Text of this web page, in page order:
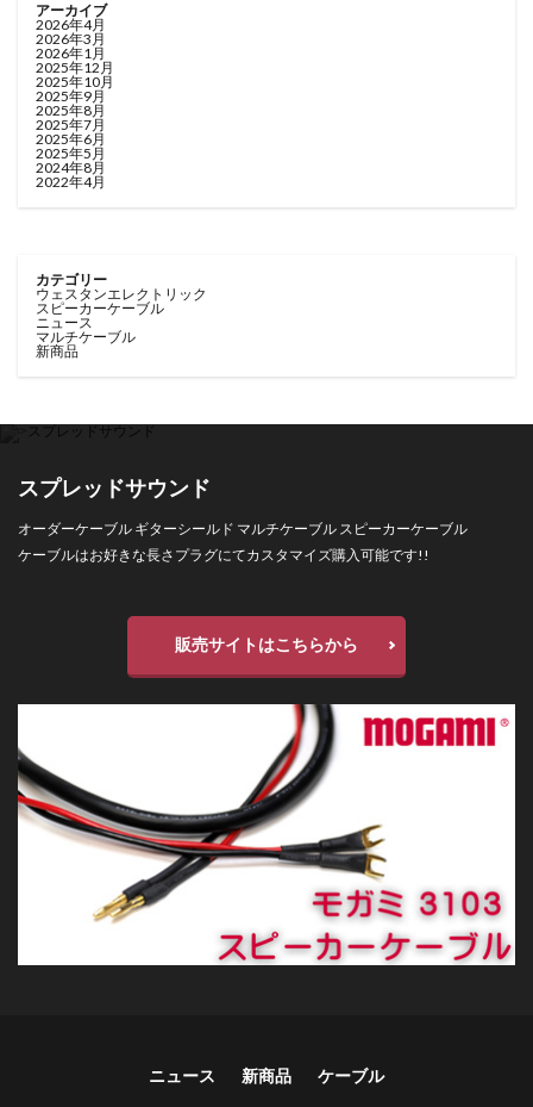
アーカイブ
2026年4月
2026年3月
2026年1月
2025年12月
2025年10月
2025年9月
2025年8月
2025年7月
2025年6月
2025年5月
2024年8月
2022年4月
カテゴリー
ウェスタンエレクトリック
スピーカーケーブル
ニュース
マルチケーブル
新商品
スプレッドサウンド
オーダーケーブル ギターシールド マルチケーブル スピーカーケーブル
ケーブルはお好きな長さプラグにてカスタマイズ購入可能です!!
販売サイトはこちらから
ニュース 新商品 ケーブル